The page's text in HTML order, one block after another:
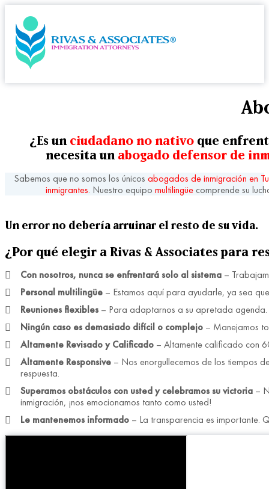
¿Es un ciudadano no nativoque
necesita un abogado defensor de
Sabemos que no somos los únicos abogados de inmigración en
inmigrantes. Nuestro equipo multilingüe comprende su
Un error no debería arruinar el resto de su vida.
¿Por qué elegir a Rivas & Associates para
Con nosotros, nunca se enfrentará solo al sistema –
Personal multilingüe – Estamos aquí para ayudarle, ya sea
Reuniones flexibles – Para adaptarnos a su apretada
Ningún caso es demasiado difícil o complejo – Manejamos
Altamente Revisado y Calificado – Altamente calificado con
Altamente Responsive – Nos enorgullecemos de los tiempos
respuesta.
Superamos obstáculos con usted y celebramos su victoria –
inmigración, ¡nos emocionamos tanto como usted!
Le mantenemos informado – La transparencia es importante.